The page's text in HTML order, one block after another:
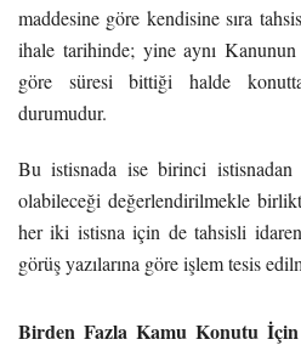
maddesine göre kendisine sıra
ihale tarihinde; yine aynı Kanunun
göre süresi bittiği halde
durumudur.
Bu istisnada ise birinci
olabileceği değerlendirilmekle
her iki istisna için de tahsisli
görüş yazılarına göre işlem tesis
Birden Fazla Kamu Konutu